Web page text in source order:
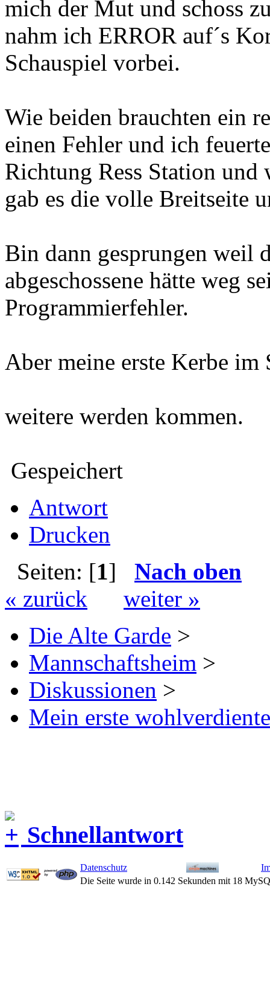
mich der Mut und schoss
nahm ich ERROR auf´s
Schauspiel vorbei.
Wie beiden brauchten ein
einen Fehler und ich
Richtung Ress Station und
gab es die volle Breitseite
Bin dann gesprungen weil
abgeschossene hätte weg
Programmierfehler.
Aber meine erste Kerbe im
weitere werden kommen.
Gespeichert
Antwort
Drucken
Seiten: [1] Nach oben
« zurück
weiter »
Die Alte Garde >
Mannschaftsheim >
Diskussionen >
Mein erste
Schnellantwort
Datenschutz
Die Seite wurde in 0.142 Sekunden mit 18